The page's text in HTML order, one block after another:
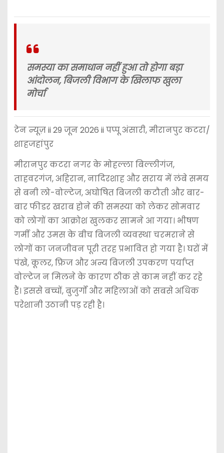
समस्या का समाधान नहीं हुआ तो होगा बड़ा
आंदोलन, बिजली विभाग के खिलाफ खुला
मोर्चा
टेन न्यूज़ ii 29 जून 2026 ii पप्पू अंसारी, मीरानपुर कटरा/
शाहजहांपुर
मीरानपुर कटरा नगर के मोहल्ला बिल्लीगंज,
ताहवरगंज, अहिरान, नादिरशाह और सराय में लंबे समय
से बनी लो-वोल्टेज, अघोषित बिजली कटौती और बार-
बार फीडर खराब होने की समस्या को लेकर सोमवार
को लोगों का आक्रोश खुलकर सामने आ गया। भीषण
गर्मी और उमस के बीच बिजली व्यवस्था चरमराने से
लोगों का जनजीवन पूरी तरह प्रभावित हो गया है। घरों में
पंखे, कूलर, फ्रिज और अन्य बिजली उपकरण पर्याप्त
वोल्टेज न मिलने के कारण ठीक से काम नहीं कर रहे
हैं। इससे बच्चों, बुजुर्गों और महिलाओं को सबसे अधिक
परेशानी उठानी पड़ रही है।